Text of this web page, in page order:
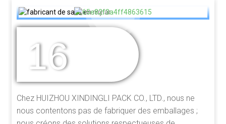
16
Chez HUIZHOU XINDINGLI PACK CO., LTD., nous ne
nous contentons pas de fabriquer des emballages ;